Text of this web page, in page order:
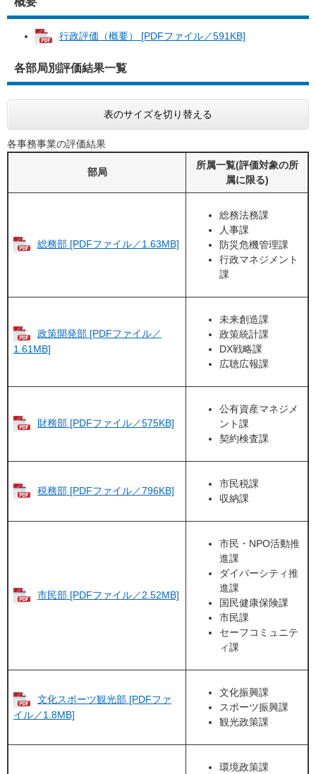
行政評価（概要） [PDFファイル／591KB]
各部局別評価結果一覧
表のサイズを切り替える
各事務事業の評価結果
部局
所属一覧(評価対象の所
属に限る)
総務部 [PDFファイル／1.63MB]
総務法務課
人事課
防災危機管理課
行政マネジメント
課
政策開発部 [PDFファイル／
1.61MB]
未来創造課
政策統計課
DX戦略課
広聴広報課
財務部 [PDFファイル／575KB]
公有資産マネジメ
ント課
契約検査課
税務部 [PDFファイル／796KB]
市民税課
収納課
市民部 [PDFファイル／2.52MB]
市民・NPO活動推
進課
ダイバーシティ推
進課
国民健康保険課
市民課
セーフコミュニテ
ィ課
文化スポーツ観光部 [PDFファ
イル／1.8MB]
文化振興課
スポーツ振興課
観光政策課
環境政策課